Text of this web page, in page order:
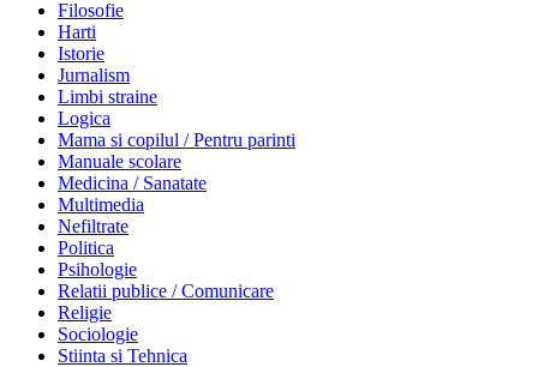
Filosofie
Harti
Istorie
Jurnalism
Limbi straine
Logica
Mama si copilul / Pentru parinti
Manuale scolare
Medicina / Sanatate
Multimedia
Nefiltrate
Politica
Psihologie
Relatii publice / Comunicare
Religie
Sociologie
Stiinta si Tehnica